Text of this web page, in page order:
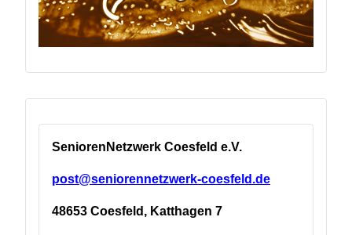
SeniorenNetzwerk Coesfeld e.V.
post@seniorennetzwerk-coesfeld.de
48653 Coesfeld, Katthagen 7